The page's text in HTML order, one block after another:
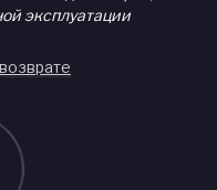
эксплуатации